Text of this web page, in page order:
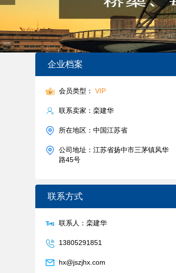
企业档案
会员类型： VIP
联系卖家：栾建华
所在地区：中国江苏省
公司地址：江苏省扬中市三茅镇风华
路45号
联系方式
联系人：栾建华
13805291851
hx@jszjhx.com